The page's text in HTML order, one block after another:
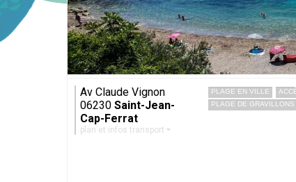
Av Claude Vignon
06230 Saint-Jean-
Cap-Ferrat
plan et infos transport
PLAGE EN VILLE
PLAGE DE GRAVILLONS